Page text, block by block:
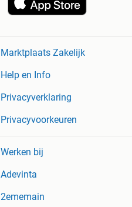
Marktplaats Zakelijk
Help en Info
Privacyverklaring
Privacyvoorkeuren
Werken bij
Adevinta
2ememain